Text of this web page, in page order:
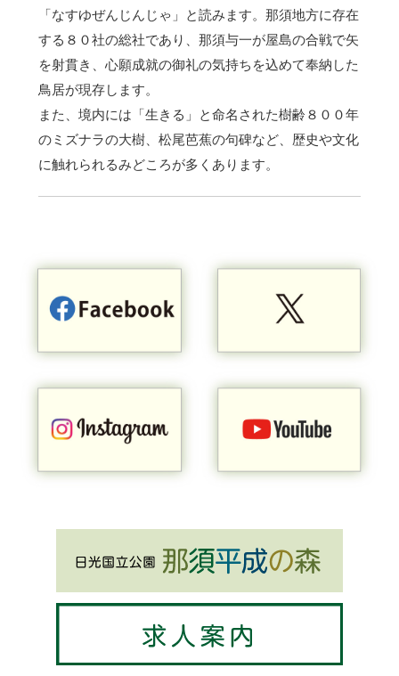
「なすゆぜんじんじゃ」と読みます。那須地方に存在
する８０社の総社であり、那須与一が屋島の合戦で矢
を射貫き、心願成就の御礼の気持ちを込めて奉納した
鳥居が現存します。
また、境内には「生きる」と命名された樹齢８００年
のミズナラの大樹、松尾芭蕉の句碑など、歴史や文化
に触れられるみどころが多くあります。